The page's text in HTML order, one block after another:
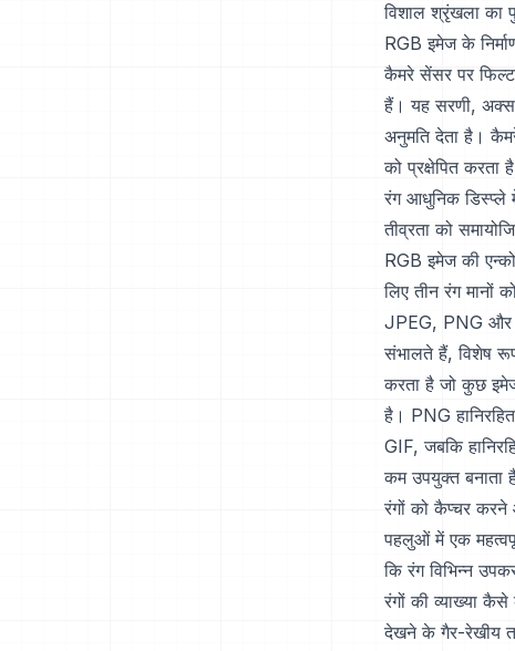
विशाल श्रृंखला का
RGB इमेज के
कैमरे सेंसर पर
हैं। यह सरणी,
अनुमति देता है।
को प्रक्षेपित
रंग आधुनिक डिस्प्ले
तीव्रता को
RGB इमेज की
लिए तीन रंग मानों
JPEG, PNG और
संभालते हैं, विशेष
करता है जो कुछ
है। PNG
GIF, जबकि
कम उपयुक्त बनाता
रंगों को कैप्चर करने
पहलुओं में एक
कि रंग विभिन्न
रंगों की व्याख्या
देखने के गैर-रेखीय